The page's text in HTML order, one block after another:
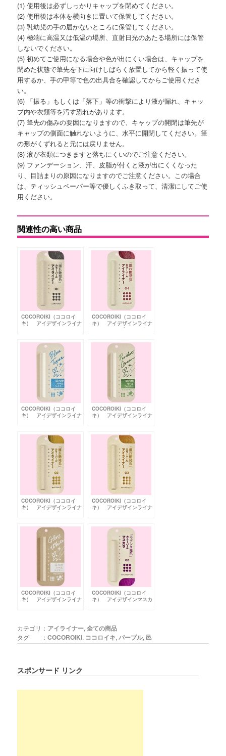
(1) 使用後は必ずしっかりキャップを閉めてください。
(2) 使用後は本体を横向きに置いて保管してください。
(3) 乳幼児の手の届かないところに保管してください。
(4) 極端に高温又は低温の場所、直射日光のあたる場所には保管
しないでください。
(5) 初めてご使用になる場合や色が出にくい場合は、キャップを
閉めた状態で筆先を下に向けしばらく放置してから軽く振って使
用するか、手の甲等で色の出具合を確認してからご使用くださ
い。
(6) 「振る」もしくは「落下」等の衝撃により液が漏れ、キャッ
プ内や衣類等を汚す恐れがあります。
(7) 筆先の傷みの要因になりますので、キャップの開閉は筆先が
キャップの側面に触れないように、水平に開閉してください。筆
の形がくずれると元には戻りません。
(8) 液が衣類につきますと落ちにくいのでご注意ください。
(9) ファンデーション、汗、皮脂が付くと液が出にくくなった
り、目詰まりの原因になりますのでご注意ください。この場合
は、ティッシュペーパー等で優しくふき取って、清潔にしてご使
用ください。
関連性の高い商品
COCOROIKI（ココロイ
キ） アイデザインライナ
COCOROIKI（ココロイ
キ） アイデザインライナ
ー 04 メイプルローズ
COCOROIKI（ココロイ
キ） アイデザインライナ
ー BL ブルートパーズ
COCOROIKI（ココロイ
キ） アイデザインライナ
COCOROIKI（ココロイ
キ） アイデザインライナ
ー 02 セピアブロンズ
COCOROIKI（ココロイ
キ） アイデザインライナ
COCOROIKI（ココロイ
キ） アイデザインライナ
COCOROIKI（ココロイ
キ） アイデザインマスカ
カテゴリ： アイライナー,全ての商品
タグ ：COCOROIKI, ココロイキ,パープル,邑
スポンサード リンク